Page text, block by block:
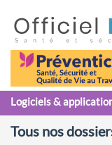
Logiciels &
Tous nos